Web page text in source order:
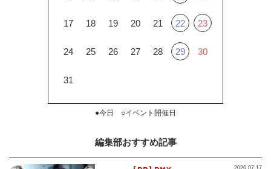
17 18 19 20 21 22 23
24 25 26 27 28 29 30
31
●今日 ○イベント開催日
編集部おすすめ記事
2026.07.17